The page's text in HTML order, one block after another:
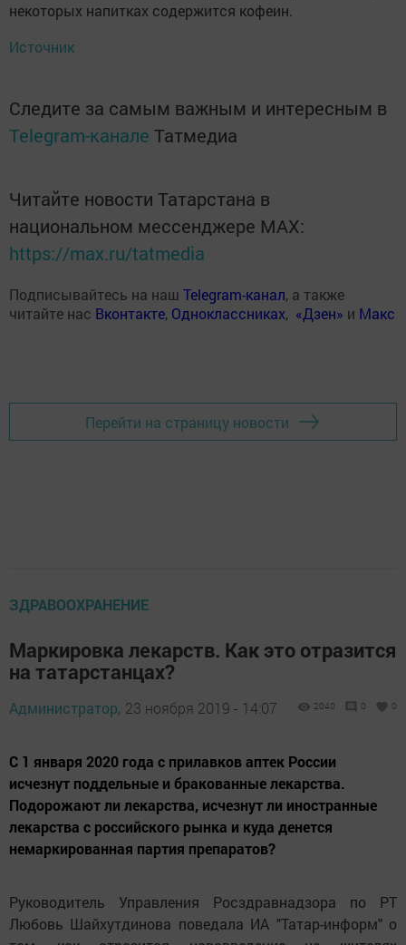
некоторых напитках содержится кофеин.
Источник
Следите за самым важным и интересным в
Telegram-канале Татмедиа
Читайте новости Татарстана в
национальном мессенджере MАХ:
https://max.ru/tatmedia
Подписывайтесь на наш Telegram-канал, а также
читайте нас Вконтакте, Одноклассниках, «Дзен» и Макс
Перейти на страницу новости
ЗДРАВООХРАНЕНИЕ
Маркировка лекарств. Как это отразится
на татарстанцах?
Администратор, 23 ноября 2019 - 14:07 2040 0 0
С 1 января 2020 года с прилавков аптек России
исчезнут поддельные и бракованные лекарства.
Подорожают ли лекарства, исчезнут ли иностранные
лекарства с российского рынка и куда денется
немаркированная партия препаратов?
Руководитель Управления Росздравнадзора по РТ
Любовь Шайхутдинова поведала ИА "Татар-информ" о